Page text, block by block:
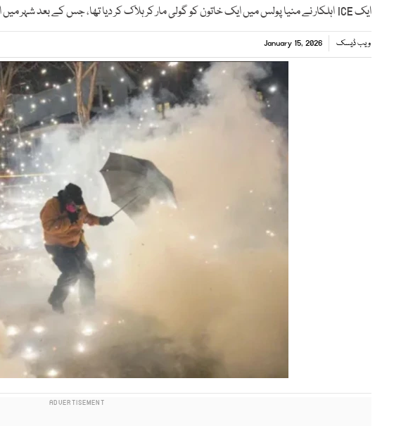
ایک ICE اہلکار نے منیا پولس میں ایک خاتون کو گولی مار کر ہلاک کر دیا تھا، جس کے بعد شہر میں احتجاج اور ہنگامے ہوئے تھے
ویب ڈیسک January 15, 2026